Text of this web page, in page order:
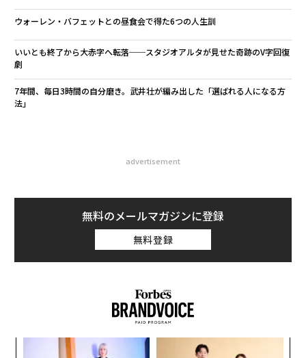
ウォーレン・バフェットとの昼食会で得た6つの人生訓
いいとも終了から大赤字へ転落──スタジオアルタが見せた奇跡のV字回復
劇
7年間、毎日3時間の自分磨き。武井壮が編み出した「選ばれる人になる方
法」
advertisement
無料のメールマガジンに登録
無料登録